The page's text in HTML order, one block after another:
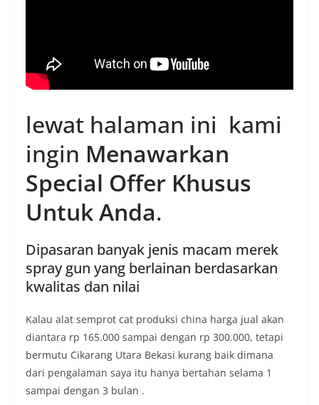
lewat halaman ini kami
ingin Menawarkan
Special Offer Khusus
Untuk Anda.
Dipasaran banyak jenis macam merek
spray gun yang berlainan berdasarkan
kwalitas dan nilai
Kalau alat semprot cat produksi china harga jual akan
diantara rp 165.000 sampai dengan rp 300.000, tetapi
bermutu Cikarang Utara Bekasi kurang baik dimana
dari pengalaman saya itu hanya bertahan selama 1
sampai dengan 3 bulan .